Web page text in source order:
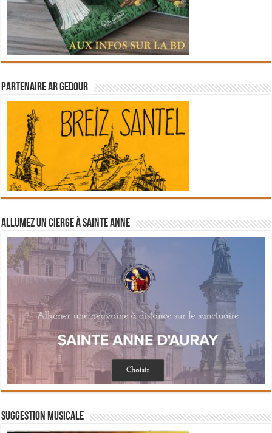
Partenaire Ar Gedour
Allumez un cierge à Sainte Anne
Suggestion musicale